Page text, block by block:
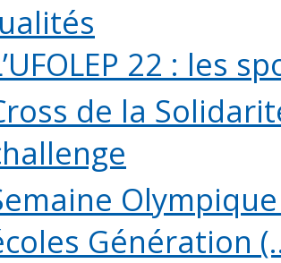
22 : les
de la
Génération